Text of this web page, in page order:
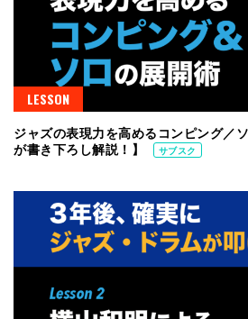
LESSON
ジャズの表現力を高めるコンピング／
が書き下ろし解説！】
サブスク